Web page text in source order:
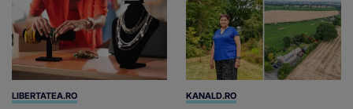
LIBERTATEA.RO KANALD.RO